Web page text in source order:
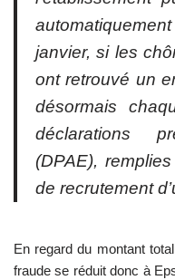
janvier, si les
ont retrouvé un
désormais
déclarations
(DPAE),
de recrutement
En regard du montant
fraude se réduit donc à